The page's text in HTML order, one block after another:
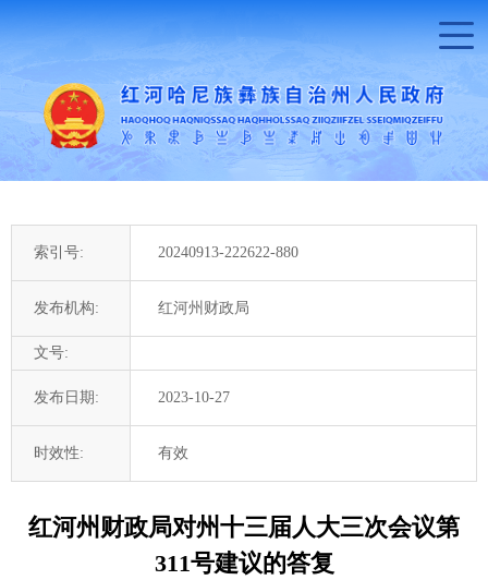
索引号: 20240913-222622-880
发布机构: 红河州财政局
文号:
发布日期: 2023-10-27
时效性: 有效
红河州财政局对州十三届人大三次会议第
311号建议的答复